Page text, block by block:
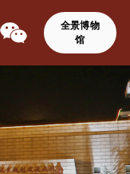
全景博物
馆